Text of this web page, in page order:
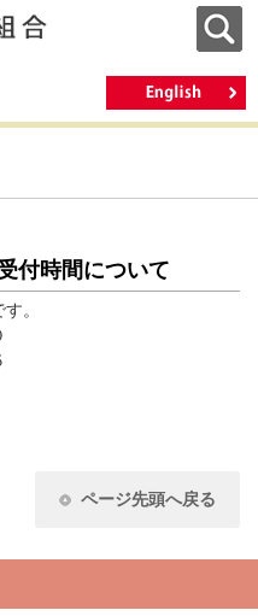
付時間について
。
ページ先頭へ戻る